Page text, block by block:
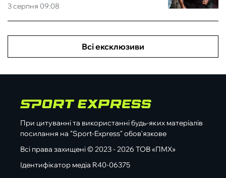
3 серпня 09:08
Всі ексклюзиви
При цитуванні та використанні будь-яких матеріалів
посилання на "Sport-Express" обов'язкове
Всі права захищені © 2023 - 2026 ТОВ «ПМХ»
Ідентифікатор медіа R40-06375